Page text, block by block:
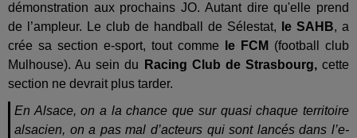
démonstration aux prochains JO. Autant dire qu'elle prend
de l’ampleur. Le club de handball de Sélestat,
le SAHB, a
crée sa section e-sport, tout comme
le FCM (football club
Mulhouse). Au sein du
Racing Club de Strasbourg,cette
section ne devrait plus tarder.
En Alsace, on a la chance que sur quasi chaque territoire
alsacien, on a pas mal d’acteurs qui sont lancés dans l’e-